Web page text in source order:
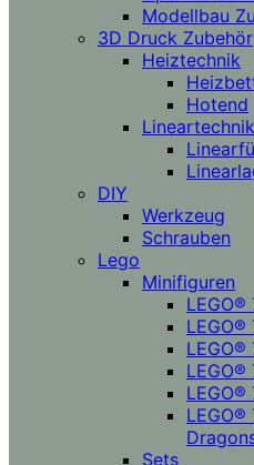
Modellbau
3D Druck Zubehör
Heiztechnik
Hotend
Lineartechnik
DIY
Werkzeug
Schrauben
Lego
Minifiguren
LEGO®
LEGO®
LEGO®
LEGO®
LEGO®
Sets